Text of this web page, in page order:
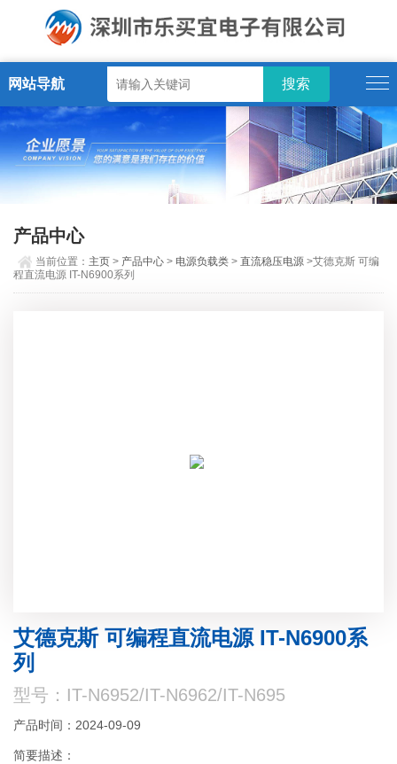
网站导航
产品中心
当前位置： 主页 > 产品中心 > 电源负载类 >直流稳压电源 >艾德克斯 可编
程直流电源 IT-N6900系列
艾德克斯 可编程直流电源 IT-N6900系
列
型号：IT-N6952/IT-N6962/IT-N695
产品时间：2024-09-09
简要描述：